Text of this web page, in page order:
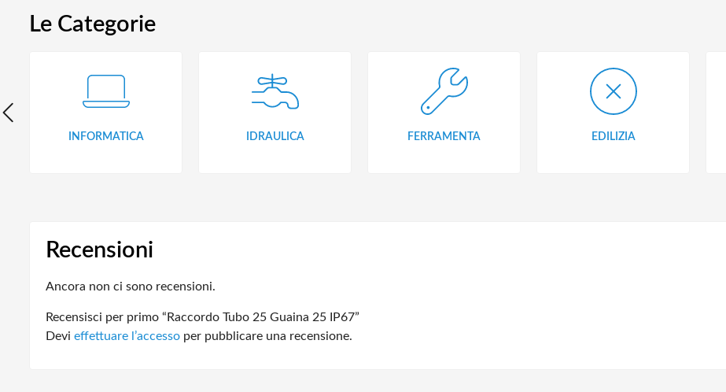
Le Categorie
INFORMATICA IDRAULICA FERRAMENTA EDILIZIA
Recensioni
Ancora non ci sono recensioni.
Recensisci per primo “Raccordo Tubo 25 Guaina 25 IP67”
Devi effettuare l’accesso per pubblicare una recensione.